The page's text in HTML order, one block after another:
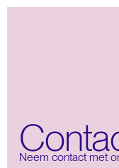
Neem contact met